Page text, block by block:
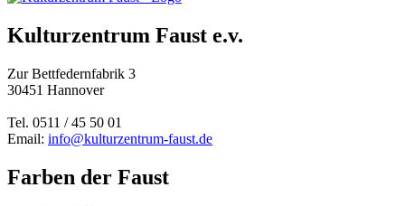
Kulturzentrum Faust e.v.
Zur Bettfedernfabrik 3
30451 Hannover
Tel. 0511 / 45 50 01
Email: info@kulturzentrum-faust.de
Farben der Faust